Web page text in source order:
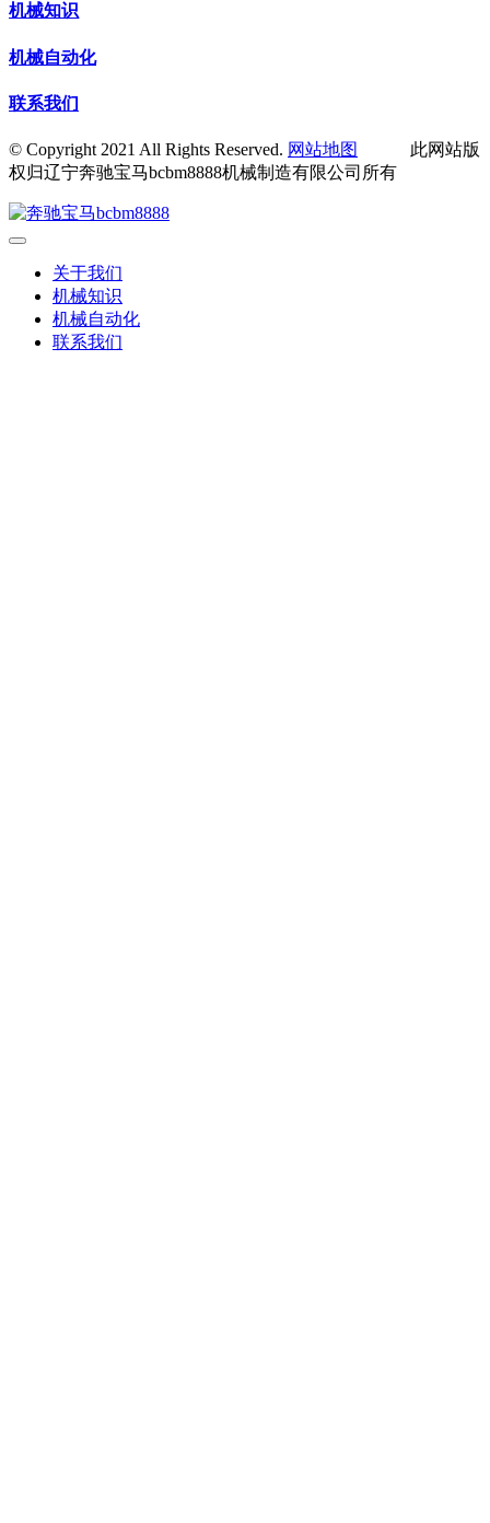
机械知识
机械自动化
联系我们
© Copyright 2021 All Rights Reserved. 网站地图
此网站版
权归辽宁奔驰宝马bcbm8888机械制造有限公司所有
关于我们
机械知识
机械自动化
联系我们